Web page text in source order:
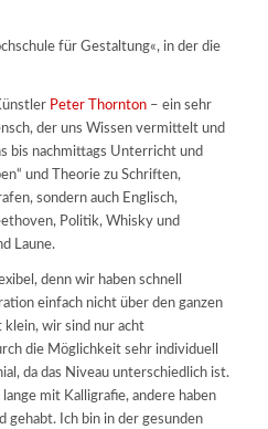
für Gestaltung«, in der die
Peter Thornton– ein sehr
der uns Wissen vermittelt und
bis nachmittags Unterricht und
und Theorie zu Schriften,
sondern auch Englisch,
Politik, Whisky und
Laune.
denn wir haben schnell
einfach nicht über den ganzen
klein, wir sind nur acht
die Möglichkeit sehr individuell
da das Niveau unterschiedlich ist.
mit Kalligrafie, andere haben
gehabt. Ich bin in der gesunden